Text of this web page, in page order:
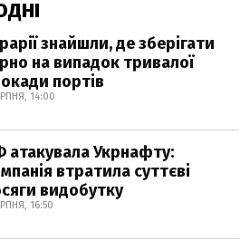
знайшли, де зберігати
на випадок тривалої
портів
14:00
атакувала Укрнафту:
втратила суттєві
видобутку
16:50